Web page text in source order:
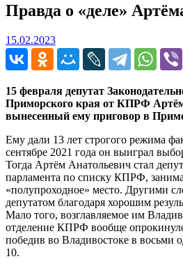
Правда о «деле»
15.02.202315.02.2023
15 февраля депутат
Приморского края от КПРФ
вынесенный ему приговор в
Ему дали 13 лет строгого режима
сентябре 2021 года он выиграл
Тогда Артём Анатольевич стал
парламента по списку КПРФ,
«полупроходное» место. Другими
депутатом благодаря хорошим
Мало того, возглавляемое им
отделение КПРФ вообще
победив во Владивостоке в восьми
10.